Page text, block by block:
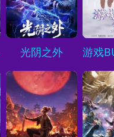
Loading...
光阴之外 Loading...